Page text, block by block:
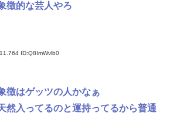
徴的な芸人やろ
ID:Q8ImWvlb0
徴はゲッツの人かなぁ
然入ってるのと運持ってるから普通